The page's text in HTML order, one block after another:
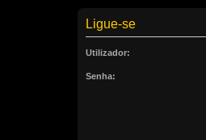
Ligue-se
Utilizador:
Senha: